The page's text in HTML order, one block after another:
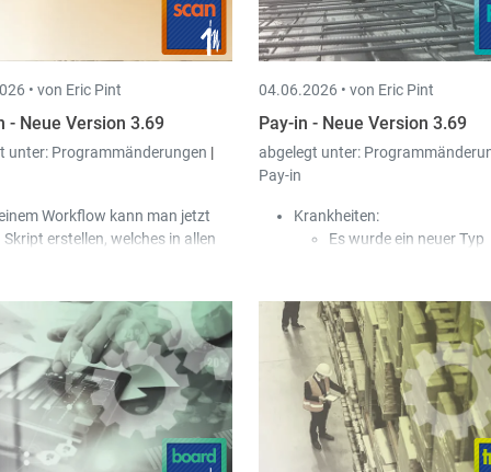
• von Eric Pint
- Neue Version 3.69
unter: Programmänderungen |
Workflow kann man jetzt
Skript erstellen, welches in allen
Zugang zu E-Mails und
über die „Exchange Web
Schnittstelle wird bald von
abgeschaltet.
in unterstützt jetzt stattdessen
„Microsoft Graph API“-
04.06.2026 • von Eric Pint
Pay-in - Neue Version 3.69
abgelegt unter:
Pay-in
Krankheiten:
Es wurde ein neuer Typ
In dem Fall wird der Typ
Zahlung
die CNS“ verwendet,
CNS keinen Beitrag an
Arbeitnehmer zahlt,
Arbeitgeber kein Geld
muss.